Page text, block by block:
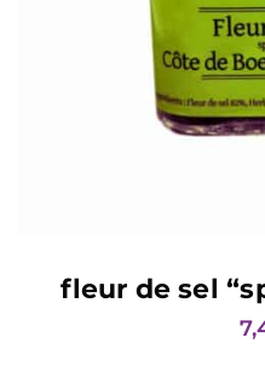
fleur de sel